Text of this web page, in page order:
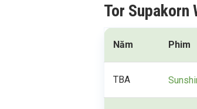
Tor
Năm Phim
TBA